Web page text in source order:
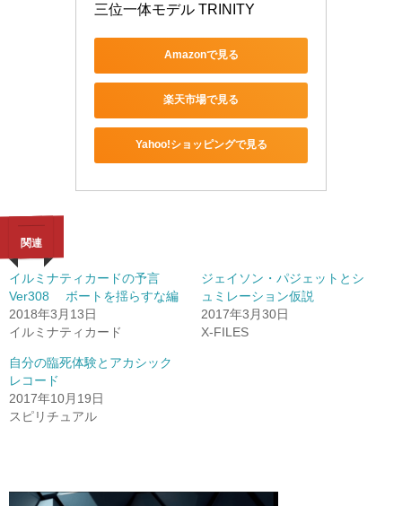
三位一体モデル TRINITY
Amazonで見る
楽天市場で見る
Yahoo!ショッピングで見る
関連
イルミナティカードの予言
Ver308 ボートを揺らすな編
2018年3月13日
イルミナティカード
ジェイソン・パジェットとシ
ュミレーション仮説
2017年3月30日
X-FILES
自分の臨死体験とアカシック
レコード
2017年10月19日
スピリチュアル